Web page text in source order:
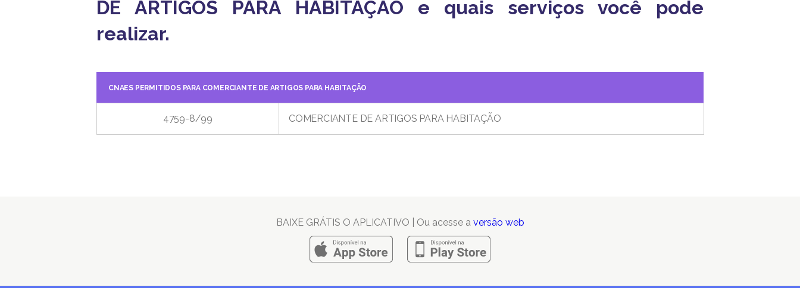
DE ARTIGOS PARA HABITAÇÃO e quais serviços você pode
realizar.
CNAES PERMITIDOS PARA COMERCIANTE DE ARTIGOS PARA HABITAÇÃO
4759-8/99 COMERCIANTE DE ARTIGOS PARA HABITAÇÃO
BAIXE GRÁTIS O APLICATIVO | Ou acesse a versão web